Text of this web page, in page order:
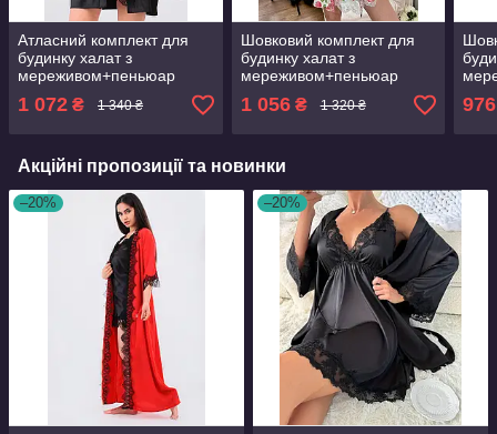
Атласний комплект для
будинку халат з
мереживом+пеньюар
1 072 ₴ 1 340 ₴
Шовковий комплект для
будинку халат з
мереживом+пеньюар
1 056₴ 1 320 ₴ 976
Акційні пропозиції та новинки
–20% –20%